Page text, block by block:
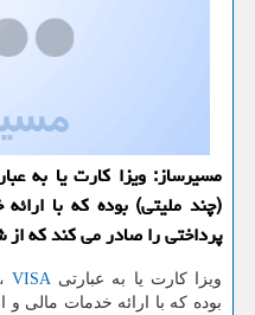
(چند ملیتی) بوده كه با
پرداختی را صادر می كند كه از
ویزا کارت یا به عبارتی VISA
بوده که با ارائه خدمات مالی و